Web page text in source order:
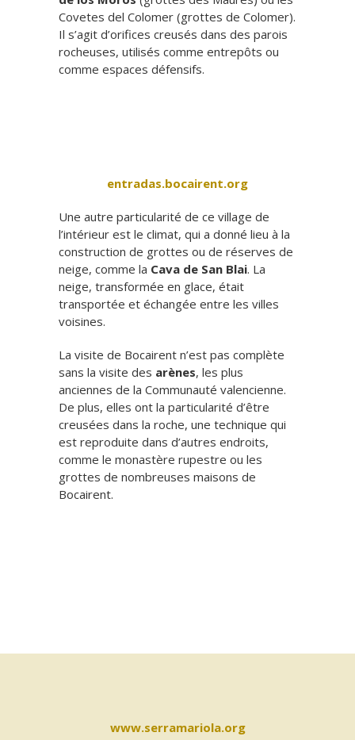
Covetes del Colomer (grottes de Colomer).
Il s’agit d’orifices creusés dans des parois
rocheuses, utilisés comme entrepôts ou
comme espaces défensifs.
entradas.bocairent.org
Une autre particularité de ce village de
l’intérieur est le climat, qui a donné lieu à la
construction de grottes ou de réserves de
neige, comme la Cava de San Blai. La
neige, transformée en glace, était
transportée et échangée entre les villes
voisines.
La visite de Bocairent n’est pas complète
sans la visite des arènes, les plus
anciennes de la Communauté valencienne.
De plus, elles ont la particularité d’être
creusées dans la roche, une technique qui
est reproduite dans d’autres endroits,
comme le monastère rupestre ou les
grottes de nombreuses maisons de
Bocairent.
www.serramariola.org